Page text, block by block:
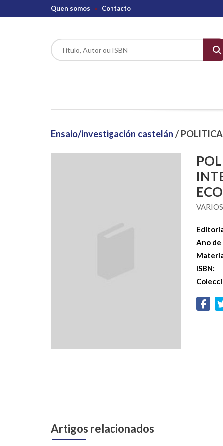
Quen somos Contacto
Ensaio/investigación castelán / POLITICA
VARIOS
Ano de
Materia
ISBN:
Artigos relacionados